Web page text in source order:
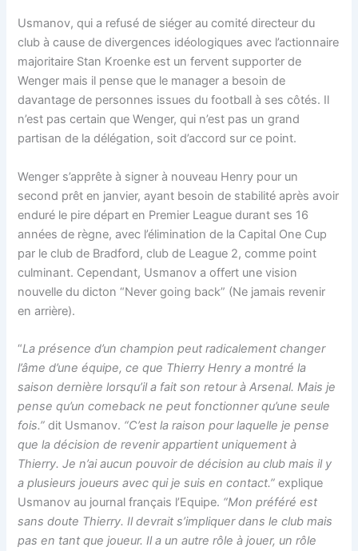
Usmanov, qui a refusé de siéger au comité directeur du
club à cause de divergences idéologiques avec l’actionnaire
majoritaire Stan Kroenke est un fervent supporter de
Wenger mais il pense que le manager a besoin de
davantage de personnes issues du football à ses côtés. Il
n’est pas certain que Wenger, qui n’est pas un grand
partisan de la délégation, soit d’accord sur ce point.
Wenger s’apprête à signer à nouveau Henry pour un
second prêt en janvier, ayant besoin de stabilité après avoir
enduré le pire départ en Premier League durant ses 16
années de règne, avec l’élimination de la Capital One Cup
par le club de Bradford, club de League 2, comme point
culminant. Cependant, Usmanov a offert une vision
nouvelle du dicton “Never going back” (Ne jamais revenir
en arrière).
“La présence d’un champion peut radicalement changer
l’âme d’une équipe, ce que Thierry Henry a montré la
saison dernière lorsqu’il a fait son retour à Arsenal. Mais je
pense qu’un comeback ne peut fonctionner qu’une seule
fois.” dit Usmanov. “C’est la raison pour laquelle je pense
que la décision de revenir appartient uniquement à
Thierry. Je n’ai aucun pouvoir de décision au club mais il y
a plusieurs joueurs avec qui je suis en contact.” explique
Usmanov au journal français l’Equipe. “Mon préféré est
sans doute Thierry. Il devrait s’impliquer dans le club mais
pas en tant que joueur. Il a un autre rôle à jouer, un rôle